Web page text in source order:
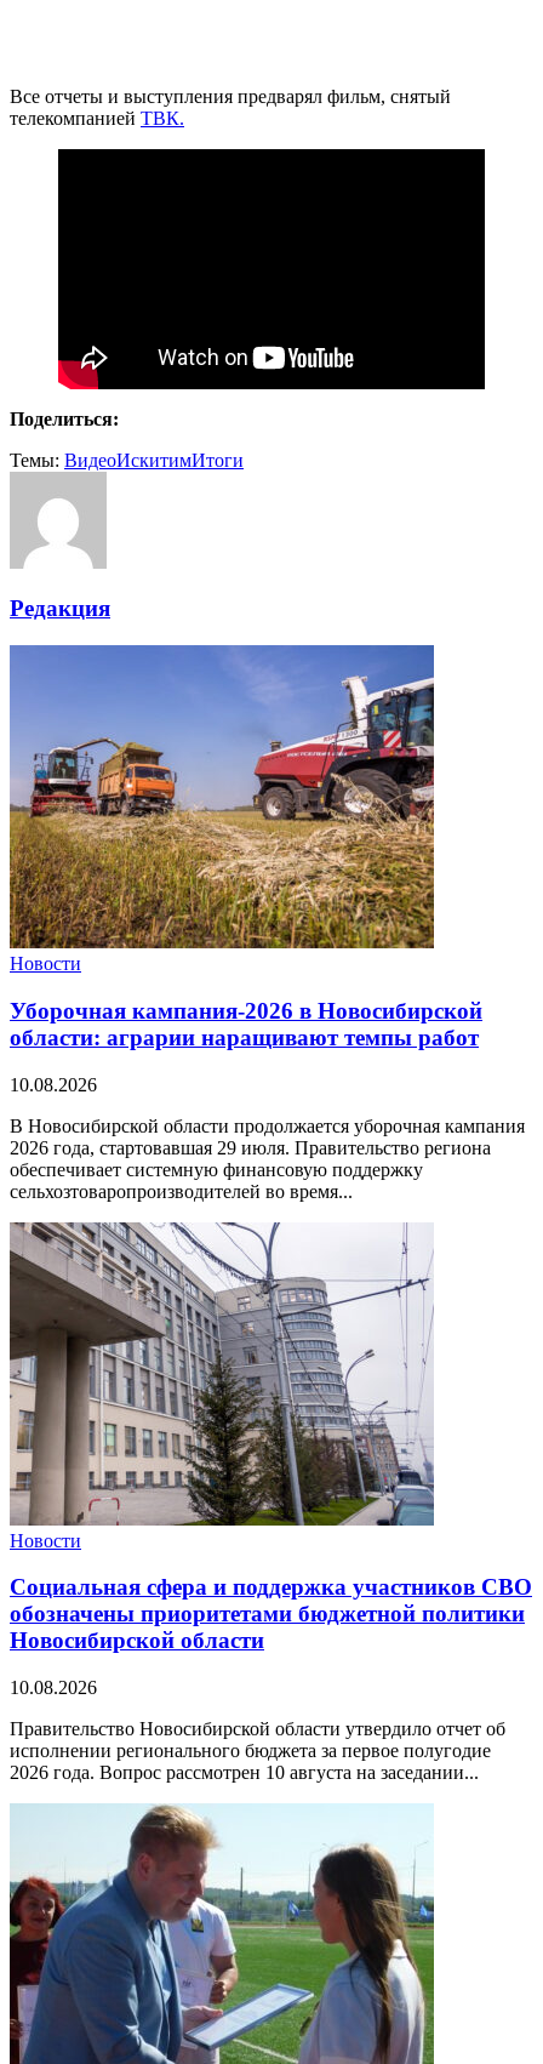
Все отчеты и выступления предварял фильм, снятый
телекомпанией ТВК.
Поделиться:
Темы: ВидеоИскитимИтоги
Редакция
Новости
Уборочная кампания‑2026 в Новосибирской
области: аграрии наращивают темпы работ
10.08.2026
В Новосибирской области продолжается уборочная кампания
2026 года, стартовавшая 29 июля. Правительство региона
обеспечивает системную финансовую поддержку
сельхозтоваропроизводителей во время...
Новости
Социальная сфера и поддержка участников СВО
обозначены приоритетами бюджетной политики
Новосибирской области
10.08.2026
Правительство Новосибирской области утвердило отчет об
исполнении регионального бюджета за первое полугодие
2026 года. Вопрос рассмотрен 10 августа на заседании...